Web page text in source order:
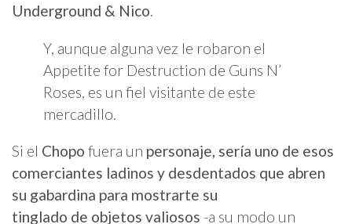
Underground & Nico.
Y, aunque alguna vez le robaron el
Appetite for Destruction de Guns N’
Roses, es un fiel visitante de este
mercadillo.
Si el Chopo fuera un personaje, sería uno de esos
comerciantes ladinos y desdentados que abren
su gabardina para mostrarte su
tinglado de objetos valiosos -a su modo un